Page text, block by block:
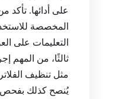
على أدائها. تأكد
المخصصة
التعليمات على
ثالثًا، من المهم
مثل تنظيف
يُنصح كذلك بفحص